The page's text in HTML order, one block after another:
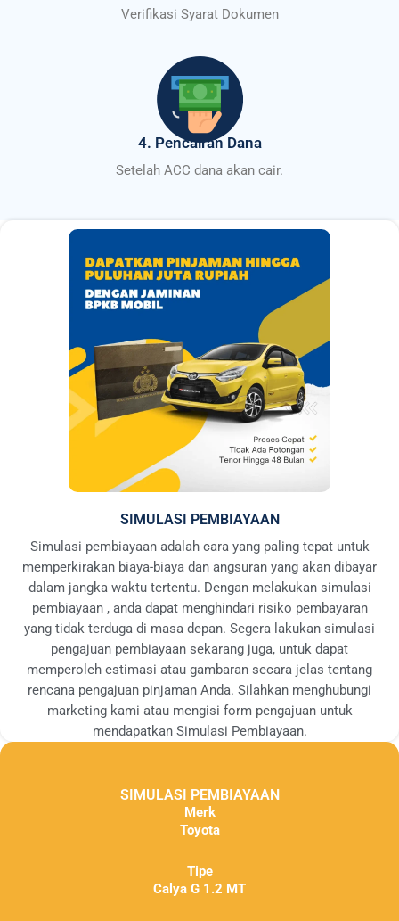
Verifikasi Syarat Dokumen
4. Pencairan Dana
Setelah ACC dana akan cair.
SIMULASI PEMBIAYAAN
Simulasi pembiayaan adalah cara yang paling tepat untuk
memperkirakan biaya-biaya dan angsuran yang akan dibayar
dalam jangka waktu tertentu. Dengan melakukan simulasi
pembiayaan , anda dapat menghindari risiko pembayaran
yang tidak terduga di masa depan. Segera lakukan simulasi
pengajuan pembiayaan sekarang juga, untuk dapat
memperoleh estimasi atau gambaran secara jelas tentang
rencana pengajuan pinjaman Anda. Silahkan menghubungi
marketing kami atau mengisi form pengajuan untuk
mendapatkan Simulasi Pembiayaan.
SIMULASI PEMBIAYAAN
Merk
Toyota
Tipe
Calya G 1.2 MT